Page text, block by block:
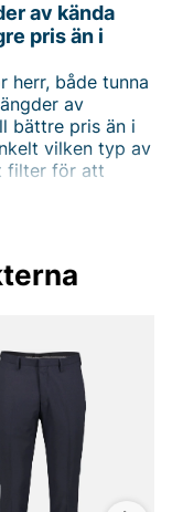
av kända
pris än i
herr, både tunna
av
bättre pris än i
vilken typ av
filter för att
även filtrera på